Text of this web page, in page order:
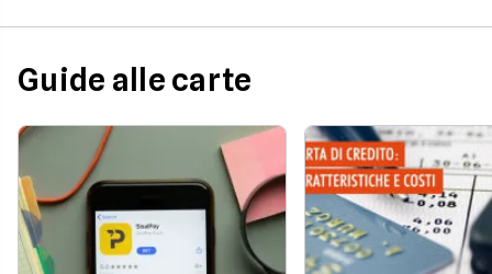
delle città più
più piccole e il Sud
Scopri come e
questo articolo a
Facile.it.
Guide alle carte